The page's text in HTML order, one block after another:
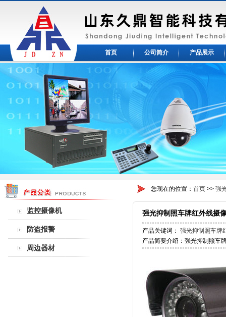
首页 公司简介 产品展示
监控摄像机
防盗报警
周边器材
您现在的位置：首页 >>强
强光抑制照车牌红外线摄
产品关键词： 强光抑制照车牌
产品简要介绍：强光抑制照车